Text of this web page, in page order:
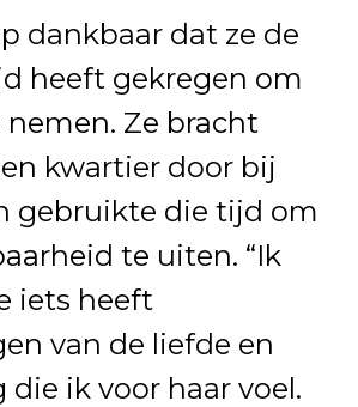
dankbaar dat ze de
heeft gekregen om
Ze bracht
kwartier door bij
gebruikte die tijd om
te uiten. “Ik
iets heeft
van de liefde en
ik voor haar voel.